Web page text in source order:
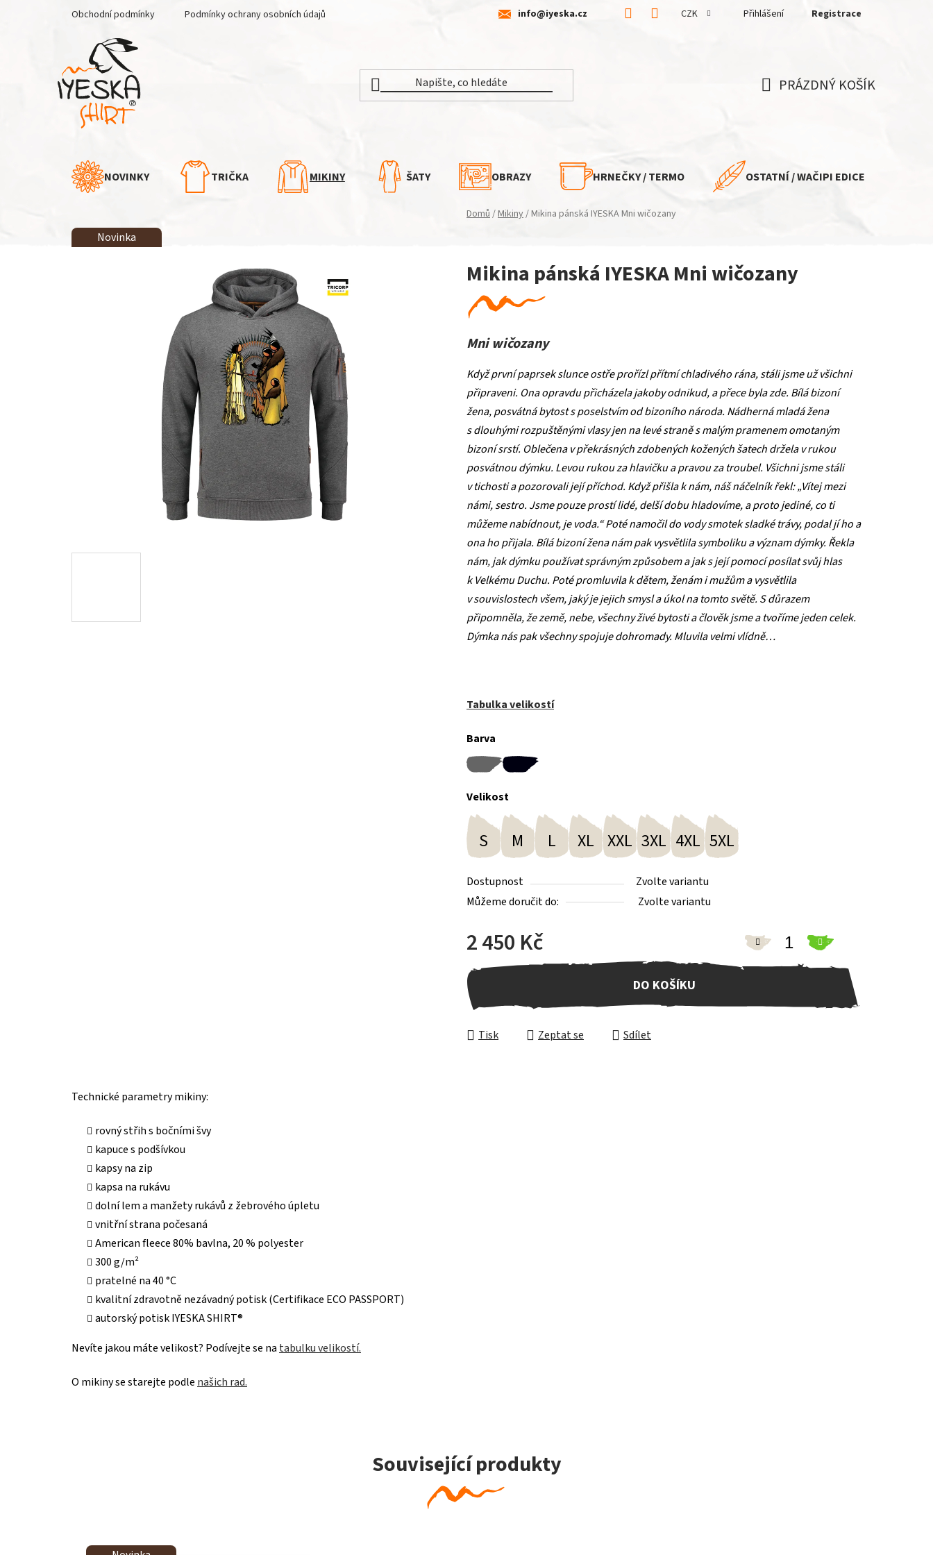
Obchodní podmínky Podmínky ochrany osobních údajů info@iyeska.cz CZK Přihlášení Registrace
PRÁZDNÝ KOŠÍK
NOVINKY TRIČKA MIKINY ŠATY OBRAZY HRNEČKY / TERMO OSTATNÍ / WAČIPI EDICE
Domů/Mikiny/Mikina pánská IYESKA Mni wičozany
Mikina pánská IYESKA Mni wičozany
Mni wičozany
Když první paprsek slunce ostře prořízl přítmí chladivého rána, stáli jsme už všichni
připraveni. Ona opravdu přicházela jakoby odnikud, a přece byla zde. Bílá bizoní
žena, posvátná bytost s poselstvím od bizoního národa. Nádherná mladá žena
s dlouhými rozpuštěnými vlasy jen na levé straně s malým pramenem omotaným
bizoní srstí. Oblečena v překrásných zdobených kožených šatech držela v rukou
posvátnou dýmku. Levou rukou za hlavičku a pravou za troubel. Všichni jsme stáli
v tichosti a pozorovali její příchod. Když přišla k nám, náš náčelník řekl: „Vítej mezi
námi, sestro. Jsme pouze prostí lidé, delší dobu hladovíme, a proto jediné, co ti
můžeme nabídnout, je voda.“ Poté namočil do vody smotek sladké trávy, podal jí ho a
ona ho přijala. Bílá bizoní žena nám pak vysvětlila symboliku a význam dýmky. Řekla
nám, jak dýmku používat správným způsobem a jak s její pomocí posílat svůj hlas
k Velkému Duchu. Poté promluvila k dětem, ženám i mužům a vysvětlila
v souvislostech všem, jaký je jejich smysl a úkol na tomto světě. S důrazem
připomněla, že země, nebe, všechny živé bytosti a člověk jsme a tvoříme jeden celek.
Dýmka nás pak všechny spojuje dohromady. Mluvila velmi vlídně…
Tabulka velikostí
Barva
Velikost
S M L XL XXL 3XL 4XL 5XL
Dostupnost
Zvolte variantu
Můžeme doručit do:
Zvolte variantu
2 450 Kč
Měrná cena:
DO KOŠÍKU
Tisk Zeptat se Sdílet
Novinka
Technické parametry mikiny:
rovný střih s bočními švy
kapuce s podšívkou
kapsy na zip
kapsa na rukávu
dolní lem a manžety rukávů z žebrového úpletu
vnitřní strana počesaná
American fleece 80% bavlna, 20 % polyester
300 g/m²
pratelné na 40 °C
kvalitní zdravotně nezávadný potisk (Certifikace ECO PASSPORT)
autorský potisk IYESKA SHIRT®
Nevíte jakou máte velikost? Podívejte se na tabulku velikostí.
O mikiny se starejte podle našich rad.
Související produkty